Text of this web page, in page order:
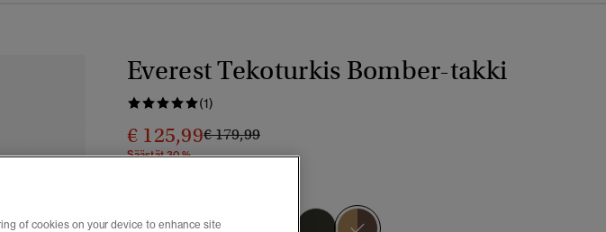
Everest Tekoturkis Bomber-takki
(1)
€ 125,99Hinta alennettu hinnasta
€ 179,99hintaan
Säästät 30 %
valittu
of cookies on your device to enhance site